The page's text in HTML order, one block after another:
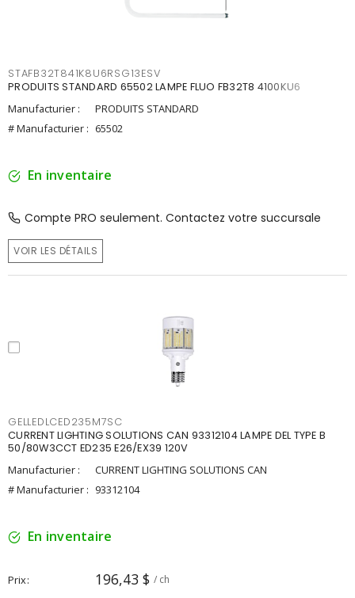
STAFB32T841K8U6RSG13ESV
PRODUITS STANDARD 65502 LAMPE FLUO FB32T8 4100KU6
Manufacturier :
PRODUITS STANDARD
# Manufacturier : 65502
En inventaire
Compte PRO seulement. Contactez votre succursale
VOIR LES DÉTAILS
GELLEDLCED235M7SC
CURRENT LIGHTING SOLUTIONS CAN 93312104 LAMPE DEL TYPE B
50/80W3CCT ED235 E26/EX39 120V
Manufacturier :
CURRENT LIGHTING SOLUTIONS CAN
# Manufacturier : 93312104
En inventaire
Prix 196,43 $ / ch